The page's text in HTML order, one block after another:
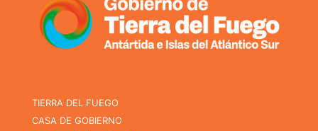
TIERRA DEL FUEGO
CASA DE GOBIERNO